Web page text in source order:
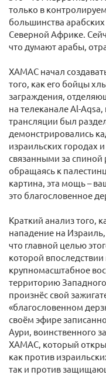
только в
большинства
Северной Африке.
что думают арабы,
ХАМАС начал
того, как его бойцы
заграждения,
на телеканале Al-
трансляции был
демонстрировались
израильских городах
связанными за
обращаясь к
картина, эта мощь –
это благословенное
Краткий анализ того,
нападение на
что главной целью
которой
крупномасштабное
территорию
произнёс свой
«благословенном
своём эфире
Аури, воинственного
ХАМАС, который
как против
так и против